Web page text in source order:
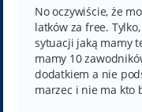
t
No oczywiście, że
latków za free.
sytuacji jaką mamy
mamy 10
dodatkiem a nie
marzec i nie ma kto